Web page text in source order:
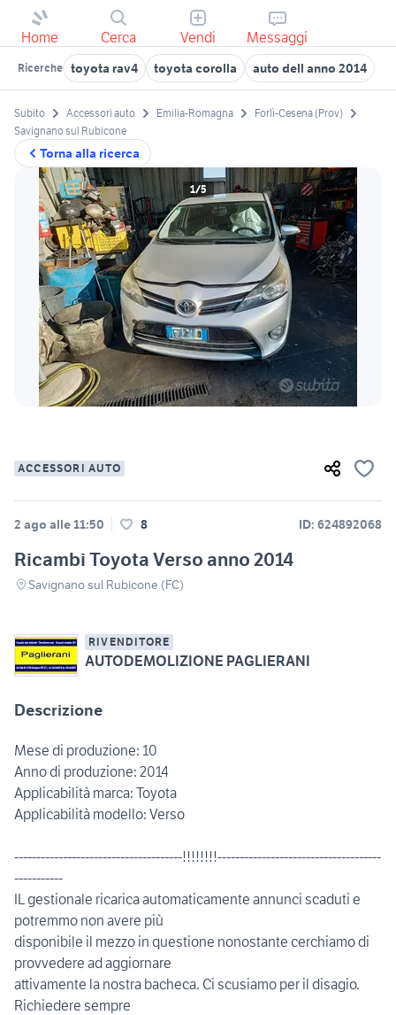
Home Cerca Vendi Messaggi
Ricerche toyota rav4 toyota corolla auto dell anno 2014
Torna alla ricerca
Subito Accessori auto Emilia-Romagna
Forlì-Cesena (Prov)
Savignano sul Rubicone
1/5
ACCESSORI AUTO
2 ago alle 11:50 8 ID: 624892068
Ricambi Toyota Verso anno 2014
Savignano sul Rubicone (FC)
RIVENDITORE
AUTODEMOLIZIONE PAGLIERANI
Descrizione
Mese di produzione: 10
Anno di produzione: 2014
Applicabilità marca: Toyota
Applicabilità modello: Verso
--------------------------------------!!!!!!!!-------------------------------------
-----------
IL gestionale ricarica automaticamente annunci scaduti e
potremmo non avere più
disponibile il mezzo in questione nonostante cerchiamo di
provvedere ad aggiornare
attivamente la nostra bacheca. Ci scusiamo per il disagio.
Richiedere sempre